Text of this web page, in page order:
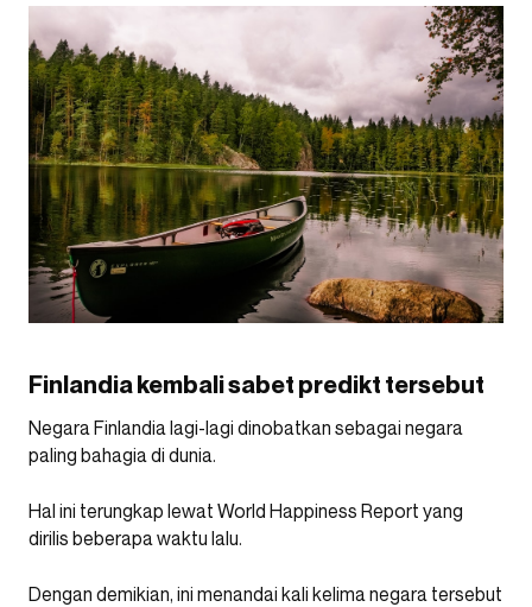
Finlandia kembali sabet predikt tersebut
Negara Finlandia lagi-lagi dinobatkan sebagai negara
paling bahagia di dunia.
Hal ini terungkap lewat World Happiness Report yang
dirilis beberapa waktu lalu.
Dengan demikian, ini menandai kali kelima negara tersebut